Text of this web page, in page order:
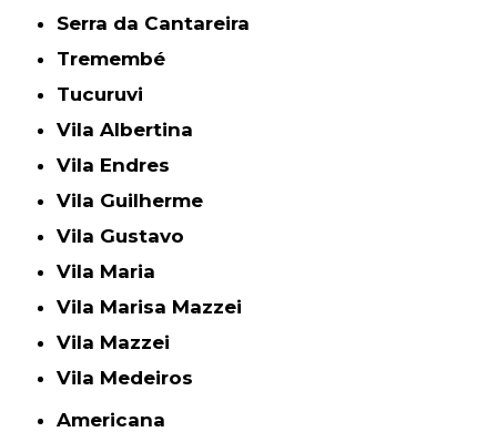
Serra da Cantareira
Tremembé
Tucuruvi
Vila Albertina
Vila Endres
Vila Guilherme
Vila Gustavo
Vila Maria
Vila Marisa Mazzei
Vila Mazzei
Vila Medeiros
Americana